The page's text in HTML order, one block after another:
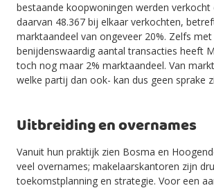
bestaande koopwoningen werden
daarvan 48.367 bij elkaar verkochten,
marktaandeel van ongeveer 20%. Zelfs met
benijdenswaardig aantal transacties heeft
toch nog maar 2% marktaandeel. Van
welke partij dan ook- kan dus geen sprake
Uitbreiding en overnames
Vanuit hun praktijk zien Bosma en
veel overnames; makelaarskantoren zijn
toekomstplanning en strategie. Voor een